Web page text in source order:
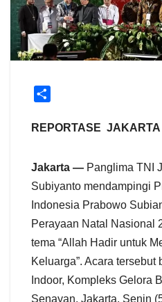
a
REPORTASE JAKARTA
Jakarta — Panglima TNI
Subiyanto mendampingi
Indonesia Prabowo
Perayaan Natal Nasional
tema “Allah Hadir untuk
Keluarga”. Acara
Indoor, Kompleks Gelora
Senayan, Jakarta, Senin